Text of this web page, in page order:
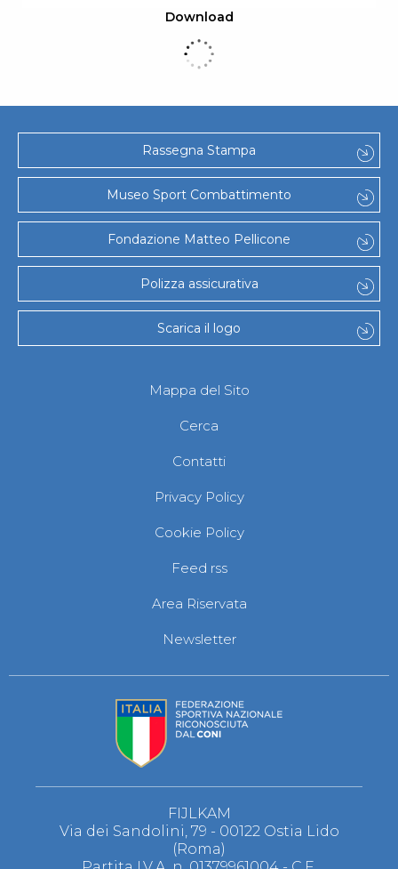
Download
Rassegna Stampa
Museo Sport Combattimento
Fondazione Matteo Pellicone
Polizza assicurativa
Scarica il logo
Mappa del Sito
Cerca
Contatti
Privacy Policy
Cookie Policy
Feed rss
Area Riservata
Newsletter
FIJLKAM
Via dei Sandolini, 79 - 00122 Ostia Lido
(Roma)